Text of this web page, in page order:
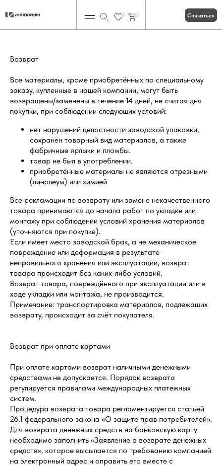
Связаться
Возврат
Все материалы, кроме приобретённых по специальному
заказу, купленные в нашей компании, могут быть
возвращены/заменены в течение 14 дней, не считая дня
покупки, при соблюдении следующих условий:
нет нарушений целостности заводской упаковки,
сохранён товарный вид материалов, а также
фабричные ярлыки и пломбы.
товар не был в употреблении.
приобретённые материалы не являются отрезными
(линолеум) или химией
Все рекламации по возврату или замене некачественного
товара принимаются до начала работ по укладке или
монтажу при соблюдении условий хранения материалов
(уточняются при покупке).
Если имеет место заводской брак, а не механическое
повреждение или деформация в результате
неправильного хранения или эксплуатации, возврат
товара происходит без каких-либо условий.
Возврат товара, повреждённого при эксплуатации или в
ходе укладки или монтажа, не производится.
Примечание: транспортировка материалов, подлежащих
возврату, происходит за счёт покупателя.
Возврат при оплате картами
При оплате картами возврат наличными денежными
средствами не допускается. Порядок возврата
регулируется правилами международных платежных
систем.
Процедура возврата товара регламентируется статьей
26.1 федерального закона «О защите прав потребителей».
Для возврата денежных средств на банковскую карту
необходимо заполнить «Заявление о возврате денежных
средств», которое высылается по требованию компанией
на электронный адрес и оправить его вместе с